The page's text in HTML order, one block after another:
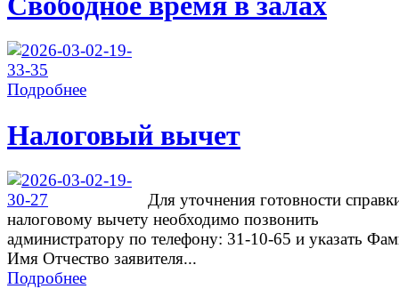
Подробнее
Налоговый вычет
Для уточнения готовности
налоговому вычету необходимо позвонить
администратору по телефону: 31-10-65 и указать
Имя Отчество заявителя...
Подробнее